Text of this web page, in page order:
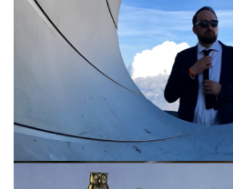
FOLGE 35 – 50 JAHRE
IHRER